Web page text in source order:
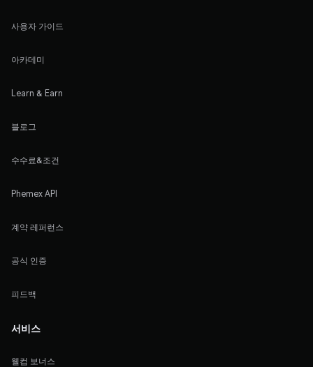
사용자 가이드
아카데미
Learn & Earn
블로그
수수료&조건
Phemex API
계약 레퍼런스
공식 인증
피드백
서비스
웰컴 보너스